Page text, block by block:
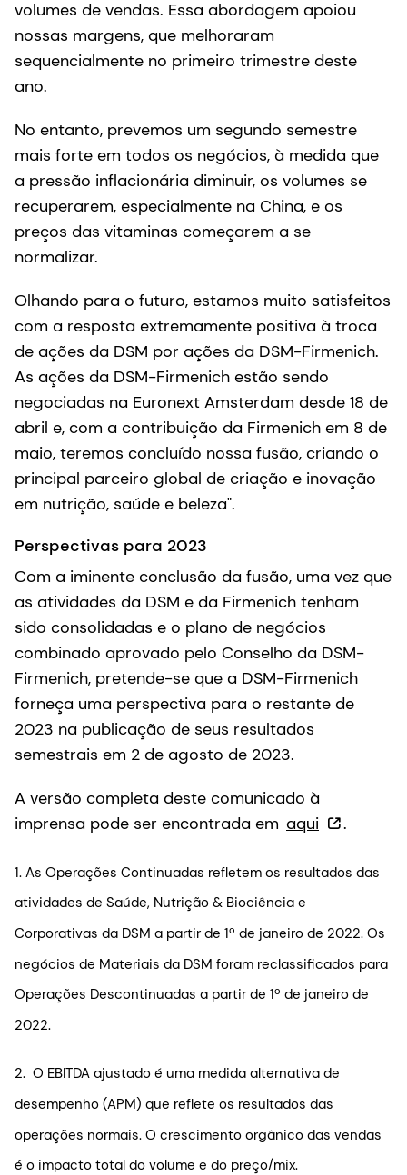
volumes de vendas. Essa abordagem apoiou
nossas margens, que melhoraram
sequencialmente no primeiro trimestre deste
ano.
No entanto, prevemos um segundo semestre
mais forte em todos os negócios, à medida que
a pressão inflacionária diminuir, os volumes se
recuperarem, especialmente na China, e os
preços das vitaminas começarem a se
normalizar.
Olhando para o futuro, estamos muito satisfeitos
com a resposta extremamente positiva à troca
de ações da DSM por ações da DSM-Firmenich.
As ações da DSM-Firmenich estão sendo
negociadas na Euronext Amsterdam desde 18 de
abril e, com a contribuição da Firmenich em 8 de
maio, teremos concluído nossa fusão, criando o
principal parceiro global de criação e inovação
em nutrição, saúde e beleza".
Perspectivas para 2023
Com a iminente conclusão da fusão, uma vez que
as atividades da DSM e da Firmenich tenham
sido consolidadas e o plano de negócios
combinado aprovado pelo Conselho da DSM-
Firmenich, pretende-se que a DSM-Firmenich
forneça uma perspectiva para o restante de
2023 na publicação de seus resultados
semestrais em 2 de agosto de 2023.
A versão completa deste comunicado à
imprensa pode ser encontrada em aqui .
1. As Operações Continuadas refletem os resultados das
atividades de Saúde, Nutrição & Biociência e
Corporativas da DSM a partir de 1º de janeiro de 2022. Os
negócios de Materiais da DSM foram reclassificados para
Operações Descontinuadas a partir de 1º de janeiro de
2022.
2. O EBITDA ajustado é uma medida alternativa de
desempenho (APM) que reflete os resultados das
operações normais. O crescimento orgânico das vendas
é o impacto total do volume e do preço/mix.